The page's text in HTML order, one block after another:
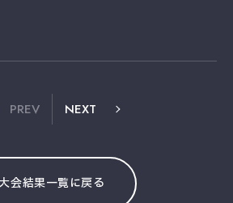
PREV NEXT
会結果一覧に戻る